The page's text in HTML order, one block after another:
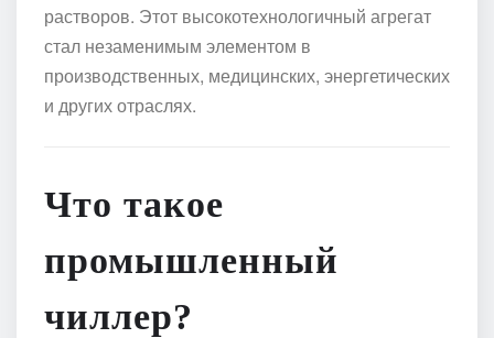
растворов. Этот высокотехнологичный агрегат
стал незаменимым элементом в
производственных, медицинских, энергетических
и других отраслях.
Что такое
промышленный
чиллер?